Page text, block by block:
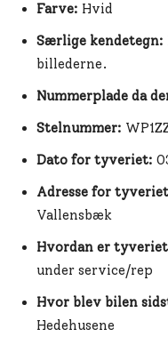
Farve: Hvid
Særlige kendetegn:
billederne.
Nummerplade da
Stelnummer:
Dato for tyveriet:
Adresse for
Vallensbæk
Hvordan er
under service/rep
Hvor blev bilen
Hedehusene